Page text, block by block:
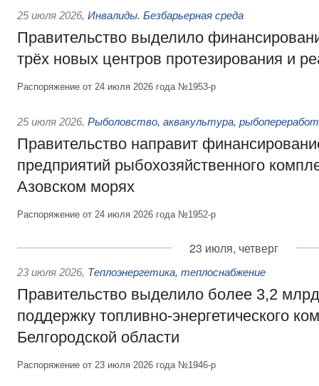
25 июля 2026, Инвалиды. Безбарьерная среда
Правительство выделило
трёх новых центров протезирования и
Распоряжение от 24 июля 2026 года №1953-р
25 июля 2026, Рыболовство, аквакультура,
Правительство направит
предприятий рыбохозяйственного
Азовском морях
Распоряжение от 24 июля 2026 года №1952-р
23 июля, четверг
23 июля 2026, Теплоэнергетика, теплоснабжение
Правительство выделило более 3,2
поддержку топливно-энергетического
Белгородской области
Распоряжение от 23 июля 2026 года №1946-р